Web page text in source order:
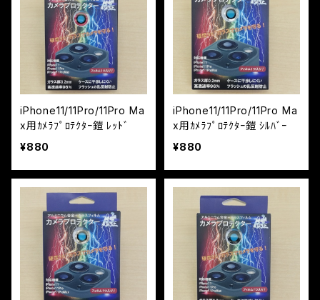
iPhone11/11Pro/11Pro Ma
x用ｶﾒﾗﾌﾟﾛﾃｸﾀｰ鎧 ﾚｯﾄﾞ
¥880
iPhone11/11Pro/11Pro Ma
x用ｶﾒﾗﾌﾟﾛﾃｸﾀｰ鎧 ｼﾙﾊﾞｰ
¥880